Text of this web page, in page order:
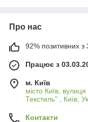
Про нас
92% позитивних з
Працює з
м. Київ
місто Київ,
Текстиль" , Київ,
Контакти